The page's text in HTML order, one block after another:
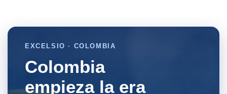
EXCELSIO · COLOMBIA
Colombia
empieza la era